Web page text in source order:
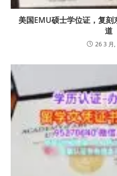
美国EMU硕士学位证，复
道
26 3 月